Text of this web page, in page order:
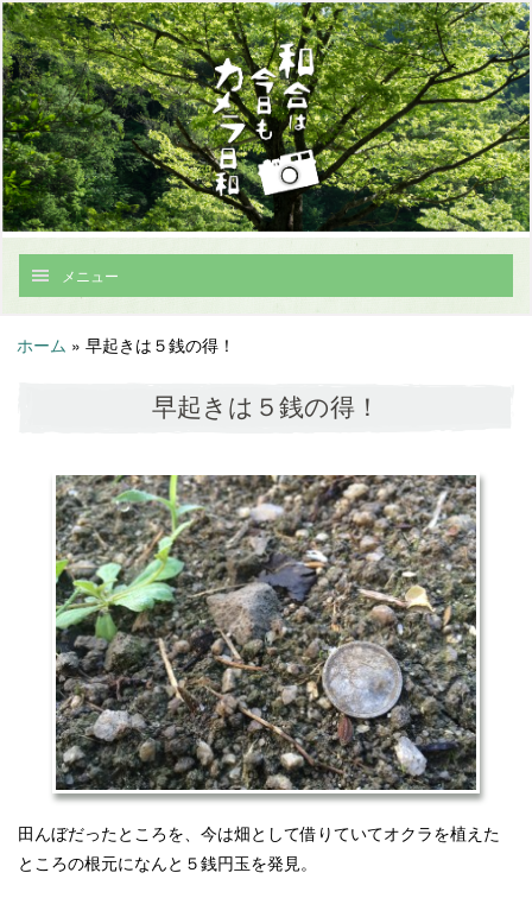
メニュー
ホーム » 早起きは５銭の得！
早起きは５銭の得！
田んぼだったところを、今は畑として借りていてオクラを植えた
ところの根元になんと５銭円玉を発見。